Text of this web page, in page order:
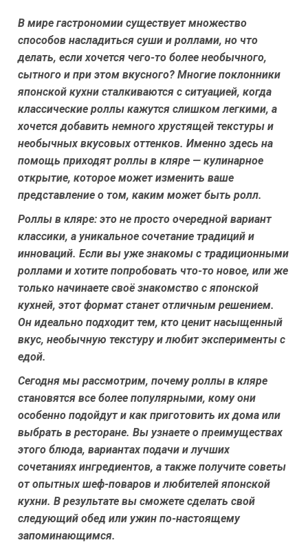
В мире гастрономии существует множество
способов насладиться суши и роллами, но что
делать, если хочется чего-то более необычного,
сытного и при этом вкусного? Многие поклонники
японской кухни сталкиваются с ситуацией, когда
классические роллы кажутся слишком легкими, а
хочется добавить немного хрустящей текстуры и
необычных вкусовых оттенков. Именно здесь на
помощь приходят роллы в кляре — кулинарное
открытие, которое может изменить ваше
представление о том, каким может быть ролл.
Роллы в кляре: это не просто очередной вариант
классики, а уникальное сочетание традиций и
инноваций. Если вы уже знакомы с традиционными
роллами и хотите попробовать что-то новое, или же
только начинаете своё знакомство с японской
кухней, этот формат станет отличным решением.
Он идеально подходит тем, кто ценит насыщенный
вкус, необычную текстуру и любит эксперименты с
едой.
Сегодня мы рассмотрим, почему роллы в кляре
становятся все более популярными, кому они
особенно подойдут и как приготовить их дома или
выбрать в ресторане. Вы узнаете о преимуществах
этого блюда, вариантах подачи и лучших
сочетаниях ингредиентов, а также получите советы
от опытных шеф-поваров и любителей японской
кухни. В результате вы сможете сделать свой
следующий обед или ужин по-настоящему
запоминающимся.